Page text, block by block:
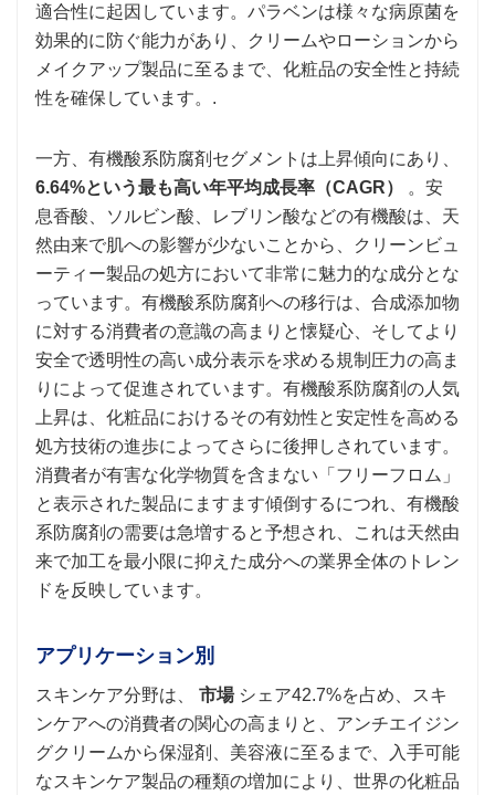
適合性に起因しています。パラベンは様々な病原菌を
効果的に防ぐ能力があり、クリームやローションから
メイクアップ製品に至るまで、化粧品の安全性と持続
性を確保しています。.
一方、有機酸系防腐剤セグメントは上昇傾向にあり、
6.64%という最も高い年平均成長率（CAGR）
。安
息香酸、ソルビン酸、レブリン酸などの有機酸は、天
然由来で肌への影響が少ないことから、クリーンビュ
ーティー製品の処方において非常に魅力的な成分とな
っています。有機酸系防腐剤への移行は、合成添加物
に対する消費者の意識の高まりと懐疑心、そしてより
安全で透明性の高い成分表示を求める規制圧力の高ま
りによって促進されています。有機酸系防腐剤の人気
上昇は、化粧品におけるその有効性と安定性を高める
処方技術の進歩によってさらに後押しされています。
消費者が有害な化学物質を含まない「フリーフロム」
と表示された製品にますます傾倒するにつれ、有機酸
系防腐剤の需要は急増すると予想され、これは天然由
来で加工を最小限に抑えた成分への業界全体のトレン
ドを反映しています。
アプリケーション別
スキンケア分野は、 市場シェア42.7%を占め、スキ
ンケアへの消費者の関心の高まりと、アンチエイジン
グクリームから保湿剤、美容液に至るまで、入手可能
なスキンケア製品の種類の増加により、世界の化粧品